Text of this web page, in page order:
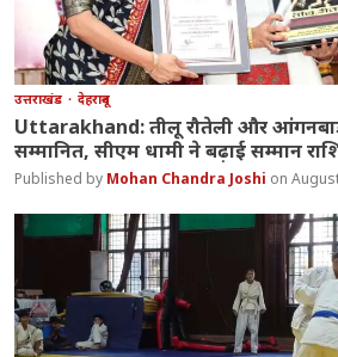
उत्तराखंड देहरादून
Uttarakhand: तीलू रौतेली और
सम्मानित, सीएम धामी ने बढ़ाई सम्मान
Mohan Chandra Joshi